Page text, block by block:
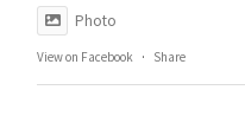
Photo
View on Facebook · Share